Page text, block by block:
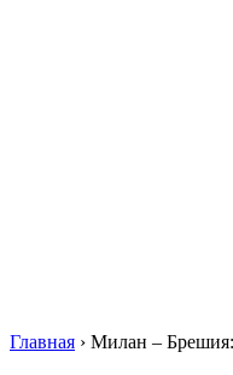
Главная › Милан –